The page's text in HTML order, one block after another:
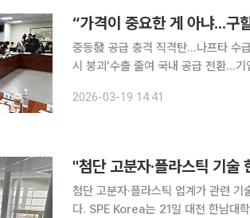
“가격이 중요한 게 아냐...구
중동發 공급 충격 직격탄…나프타 수
시 붕괴’수출 줄여 국내 공급 전환…기업들 ‘버티기 대응’
며 위기감을 호소했다. 가격 급등과
2026-03-19 14:41
"첨단 고분자·플라스틱 기
첨단 고분자·플라스틱 업계가 관련
다. SPE Korea는 21일 대전 한남대학교 캠퍼스혁신파크에서 열린 ‘제47차 SPE Korea 컨퍼런